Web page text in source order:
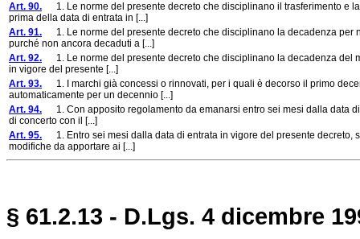
Art. 90. 1. Le norme del presente decreto che disciplinano il trasferimento e
prima della data di entrata in [...]
Art. 91. 1. Le norme del presente decreto che disciplinano la decadenza per
purché non ancora decaduti a [...]
Art. 92. 1. Le norme del presente decreto che disciplinano la decadenza del
in vigore del presente [...]
Art. 93. 1. I marchi già concessi o rinnovati, per i quali è decorso il primo
automaticamente per un decennio [...]
Art. 94. 1. Con apposito regolamento da emanarsi entro sei mesi dalla data
di concerto con il [...]
Art. 95. 1. Entro sei mesi dalla data di entrata in vigore del presente decreto,
modifiche da apportare ai [...]
§ 61.2.13 - D.Lgs. 4 dicembre